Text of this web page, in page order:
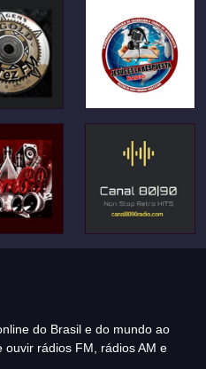
do Brasil e do mundo ao
ouvir rádios FM, rádios AM e